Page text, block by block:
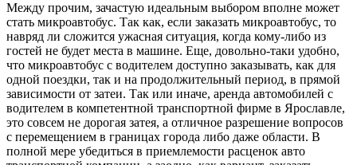
Между прочим, зачастую идеальным выбором вполне может
стать микроавтобус. Так как, если заказать микроавтобус, то
навряд ли сложится ужасная ситуация, когда кому-либо из
гостей не будет места в машине. Еще, довольно-таки удобно,
что микроавтобус с водителем доступно заказывать, как для
одной поездки, так и на продолжительный период, в прямой
зависимости от затеи. Так или иначе, аренда автомобилей с
водителем в компетентной транспортной фирме в Ярославле,
это совсем не дорогая затея, а отличное разрешение вопросов
с перемещением в границах города либо даже области. В
полной мере убедиться в приемлемости расценок авто